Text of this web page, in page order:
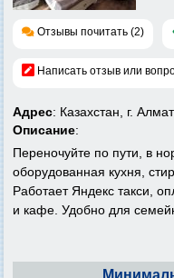
Отзывы почитать (2)
Написать отзыв или
Адрес: Казахстан, г.
Описание:
Переночуйте по пути, в
оборудованная кухня,
Работает Яндекс такси,
и кафе. Удобно для